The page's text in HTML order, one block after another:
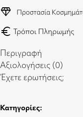
diamond Προστασία
euro Τρόποι Πληρωμής
Περιγραφή
Αξιολογήσεις (0)
Έχετε ερωτήσεις;
Κατηγορίες: